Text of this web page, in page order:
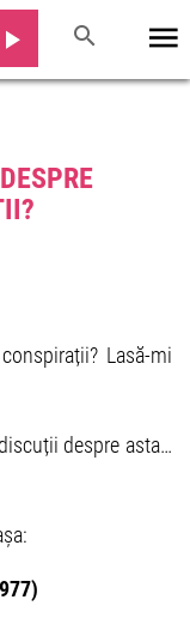
Lasă-mi
despre asta…